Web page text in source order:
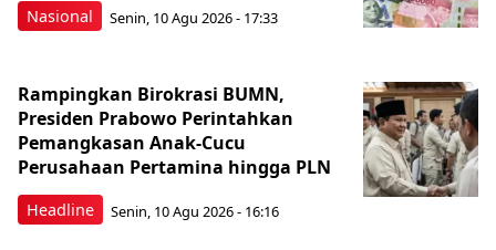
Nasional Senin, 10 Agu 2026 - 17:33
Headline
Rampingkan Birokrasi BUMN,
Presiden Prabowo Perintahkan
Pemangkasan Anak-Cucu
Perusahaan Pertamina hingga PLN
Senin, 10 Agu 2026 - 16:16